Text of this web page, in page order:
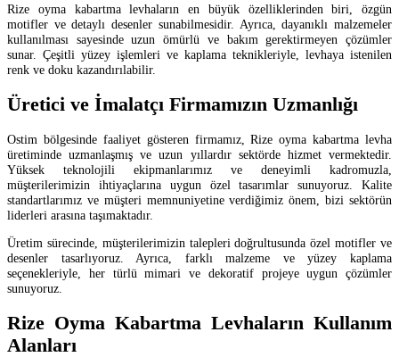
Rize oyma kabartma levhaların en büyük özelliklerinden biri, özgün
motifler ve detaylı desenler sunabilmesidir. Ayrıca, dayanıklı malzemeler
kullanılması sayesinde uzun ömürlü ve bakım gerektirmeyen çözümler
sunar. Çeşitli yüzey işlemleri ve kaplama teknikleriyle, levhaya istenilen
renk ve doku kazandırılabilir.
Üretici ve İmalatçı Firmamızın Uzmanlığı
Ostim bölgesinde faaliyet gösteren firmamız, Rize oyma kabartma levha
üretiminde uzmanlaşmış ve uzun yıllardır sektörde hizmet vermektedir.
Yüksek teknolojili ekipmanlarımız ve deneyimli kadromuzla,
müşterilerimizin ihtiyaçlarına uygun özel tasarımlar sunuyoruz. Kalite
standartlarımız ve müşteri memnuniyetine verdiğimiz önem, bizi sektörün
liderleri arasına taşımaktadır.
Üretim sürecinde, müşterilerimizin talepleri doğrultusunda özel motifler ve
desenler tasarlıyoruz. Ayrıca, farklı malzeme ve yüzey kaplama
seçenekleriyle, her türlü mimari ve dekoratif projeye uygun çözümler
sunuyoruz.
Rize Oyma Kabartma Levhaların Kullanım
Alanları